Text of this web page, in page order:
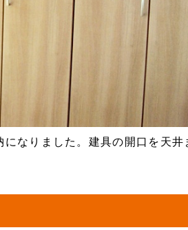
なりました。建具の開口を天井